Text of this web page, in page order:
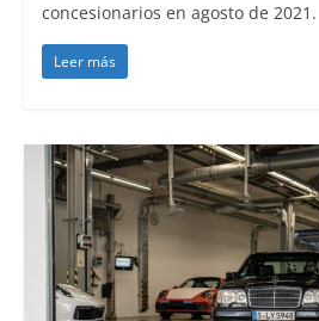
concesionarios en agosto de 2021.
Leer más